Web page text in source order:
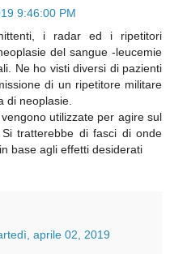
9:46:00 PM
i radar ed i ripetitori
del sangue -leucemie
Ne ho visti diversi di pazienti
di un ripetitore militare
di neoplasie.
utilizzate per agire sul
tratterebbe di fasci di onde
base agli effetti desiderati
aprile 02, 2019